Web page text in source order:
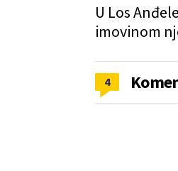
U Los
imovinom
4